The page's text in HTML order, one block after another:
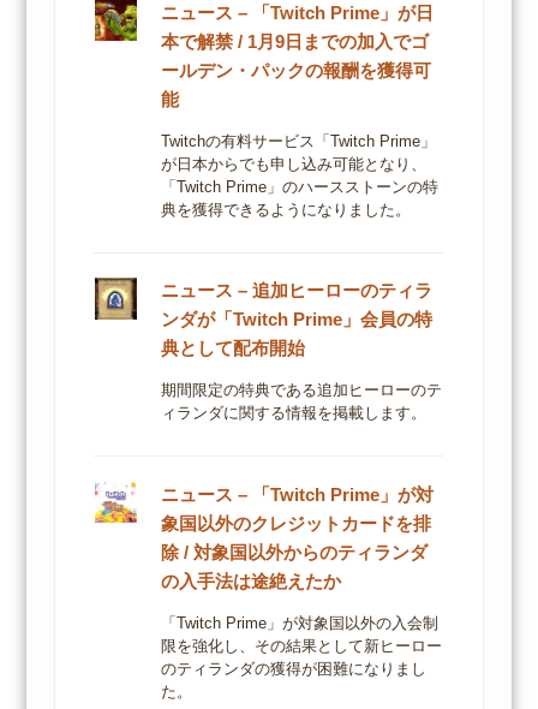
ニュース – 「Twitch Prime」が日
本で解禁 / 1月9日までの加入でゴ
ールデン・パックの報酬を獲得可
能
Twitchの有料サービス「Twitch Prime」
が日本からでも申し込み可能となり、
「Twitch Prime」のハースストーンの特
典を獲得できるようになりました。
ニュース – 追加ヒーローのティラ
ンダが「Twitch Prime」会員の特
典として配布開始
期間限定の特典である追加ヒーローのテ
ィランダに関する情報を掲載します。
ニュース – 「Twitch Prime」が対
象国以外のクレジットカードを排
除 / 対象国以外からのティランダ
の入手法は途絶えたか
「Twitch Prime」が対象国以外の入会制
限を強化し、その結果として新ヒーロー
のティランダの獲得が困難になりまし
た。